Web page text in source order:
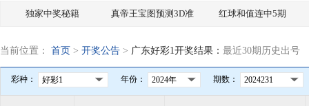
独家中奖秘籍 真帝王宝图预测3D准 红球和值连中5期
当前位置： 首页 > 开奖公告 > 广东好彩1开奖结果： 最近30期历史出号
彩种： 好彩1 年份： 2024年 期数： 2024231